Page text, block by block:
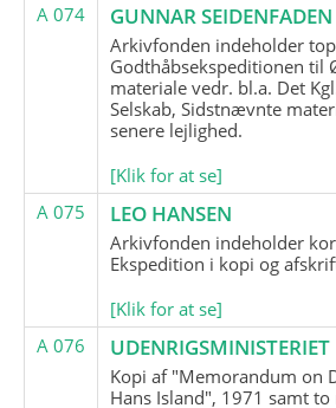
A 074
GUNNAR SEIDENFADEN
Arkivfonden indeholder
Godthåbsekspeditionen til
materiale vedr. bl.a. Det
Selskab, Sidstnævnte
senere lejlighed.
[Klik for at se]
A 075
LEO HANSEN
Arkivfonden indeholder
Ekspedition i kopi og
[Klik for at se]
A 076
UDENRIGSMINISTERIET
Kopi af "Memorandum on
Hans Island", 1971 samt